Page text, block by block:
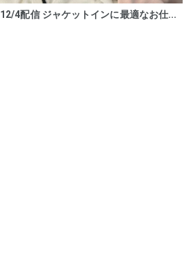
12/4配信 ジャケットインに最適なお仕...